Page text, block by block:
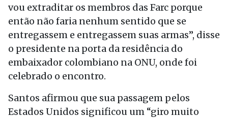
vou extraditar os membros das Farc porque
então não faria nenhum sentido que se
entregassem e entregassem suas armas”, disse
o presidente na porta da residência do
embaixador colombiano na ONU, onde foi
celebrado o encontro.
Santos afirmou que sua passagem pelos
Estados Unidos significou um “giro muito